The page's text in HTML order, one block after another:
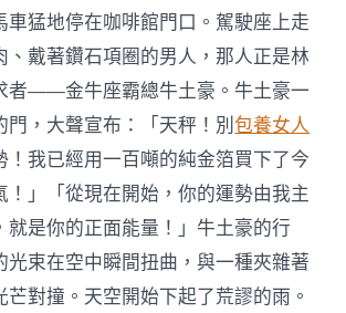
車猛地停在咖啡館門口。駕駛座上走
、戴著鑽石項圈的男人，那人正是林
者——金牛座霸總牛土豪。牛土豪一
門，大聲宣布：「天秤！別包養女人
！我已經用一百噸的純金箔買下了今
！」「從現在開始，你的運勢由我主
就是你的正面能量！」牛土豪的行
光束在空中瞬間扭曲，與一種夾雜著
對撞。天空開始下起了荒謬的雨。